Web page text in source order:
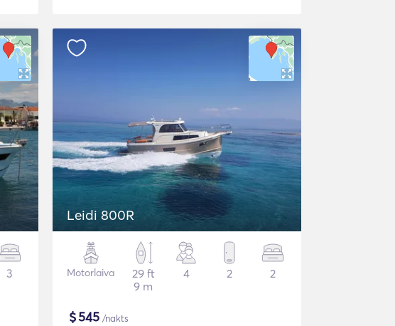
3
Leidi 800R
Motorlaiva
29 ft
9 m
4 2 2
$545 /nakts